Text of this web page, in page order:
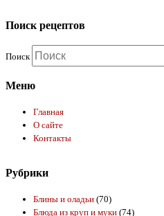
Поиск рецептов
Поиск
Меню
Главная
О сайте
Контакты
Рубрики
Блины и оладьи (70)
Блюда из круп и муки (74)